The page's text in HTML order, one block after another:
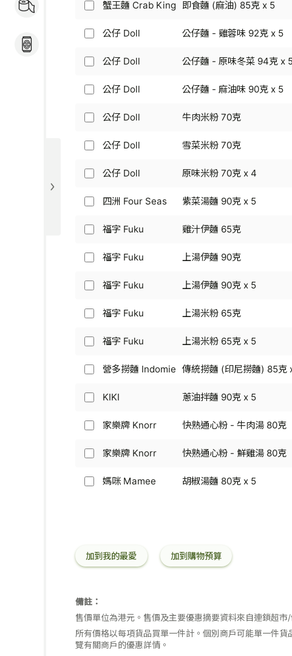
絲
粉
金
牌
味
克
Chewy
銀
絲
粉
金
牌
味
克
5
蟹
麵
King
-
食
(麻
油)
克
5
蟹王麵 Crab King 即食麵 (麻油) 85克 x 5
公
Doll
公
仔
-
蓉
味
克
5
公仔 Doll 公仔麵 - 雞蓉味 92克 x 5
公
Doll
公
仔
-
味
冬
94
x
公仔 Doll 公仔麵 - 原味冬菜 94克 x
公
Doll
公
仔
-
油
味
克
5
公仔 Doll 公仔麵 - 麻油味 90克 x 5
公
Doll
牛
肉
粉
克
公仔 Doll 牛肉米粉 70克
公
Doll
雪
菜
粉
克
公仔 Doll 雪菜米粉 70克
公
Doll
原
味
粉
克
x
公仔 Doll 原味米粉 70克 x 4
四
Four
-
紫
湯
90
克
5
四洲 Four Seas 紫菜湯麵 90克 x 5
福
Fuku
雞
汁
麵
克
福字 Fuku 雞汁伊麵 65克
福
Fuku
上
湯
麵
克
福字 Fuku 上湯伊麵 90克
福
Fuku
上
湯
麵
克
x
福字 Fuku 上湯伊麵 90克 x 5
福
Fuku
上
湯
粉
克
福字 Fuku 上湯米粉 65克
福
Fuku
上
湯
粉
克
x
福字 Fuku 上湯米粉 65克 x 5
營
撈
Indomie
-
統
麵
(印
x
5
營多撈麵 Indomie 傳統撈麵 (印尼撈麵) 85克
KIKI
蔥
拌
麵
克
KIKI 蔥油拌麵 90克 x 5
家
牌
-
快
牛
肉
克
家樂牌 Knorr 快熟通心粉 - 牛肉湯 80克
家
牌
心
粉
雞
湯
80
克
家樂牌 Knorr 快熟通心粉 - 鮮雞湯 80克
媽
湯
麵
x
5
媽咪 Mamee 胡椒湯麵 80克 x 5
加到我的最愛 加到購物預算
備註：
售價單位為港元。售價及主要優惠摘要資料來自連鎖超
所有價格以每項貨品買單一件計。個別商戶可能單一件
覽有關商戶的優惠詳情。